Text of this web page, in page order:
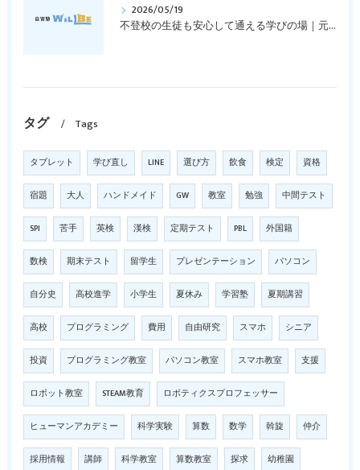
2026/05/19
不登校の生徒も安心して通える学びの場｜元中学高校教員で私立学校の放課後校内塾を経営する西宮・今津の習いごと教室＆自習塾WillBe
タグ Tags
タブレット 学び直し LINE 選び方 飲食 検定 資格
宿題 大人 ハンドメイド GW 教室 勉強 中間テスト
SPI 苦手 英検 漢検 定期テスト PBL 外国籍
数検 期末テスト 留学生 プレゼンテーション パソコン
自分史 高校進学 小学生 夏休み 学習塾 夏期講習
高校 プログラミング 費用 自由研究 スマホ シニア
投資 プログラミング教室 パソコン教室 スマホ教室 支援
ロボット教室 STEAM教育 ロボティクスプロフェッサー
ヒューマンアカデミー 科学実験 算数 数学 斡旋 仲介
採用情報 講師 科学教室 算数教室 探求 幼稚園